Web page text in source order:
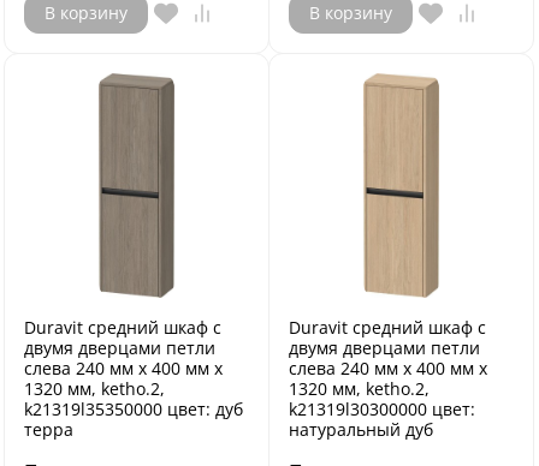
В корзину В корзину
Duravit средний шкаф с
двумя дверцами петли
слева 240 мм х 400 мм х
1320 мм, ketho.2,
k21319l35350000 цвет: дуб
терра
Duravit средний шкаф с
двумя дверцами петли
слева 240 мм х 400 мм х
1320 мм, ketho.2,
k21319l30300000 цвет:
натуральный дуб